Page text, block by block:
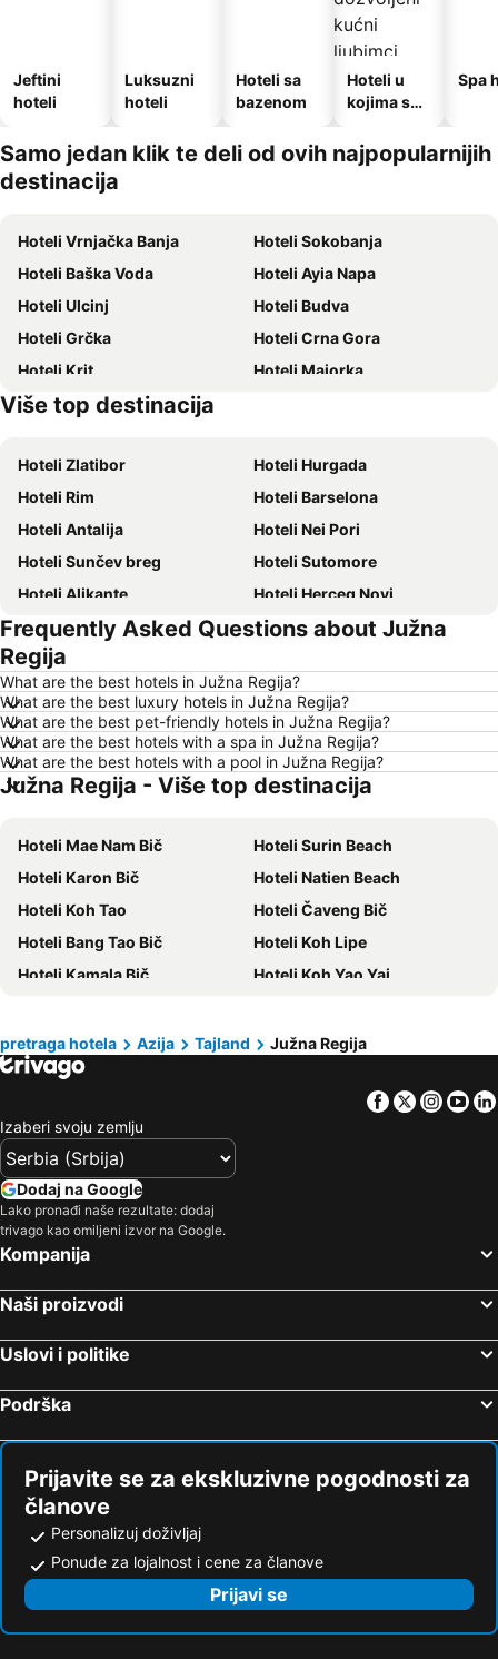
Jeftini
hoteli
Luksuzni
hoteli
Hoteli sa
bazenom
Hoteli u
kojima su
kućni
ljubimci
Spa
Samo jedan klik te deli od ovih najpopularnijih
destinacija
Hoteli Vrnjačka Banja
Hoteli Sokobanja
Hoteli Baška Voda
Hoteli Ayia Napa
Hoteli Ulcinj
Hoteli Budva
Hoteli Grčka
Hoteli Crna Gora
Hoteli Krit
Hoteli Majorka
Hoteli Ostrvo Tasos
Više top destinacija
Hoteli Zlatibor
Hoteli Hurgada
Hoteli Rim
Hoteli Barselona
Hoteli Antalija
Hoteli Nei Pori
Hoteli Sunčev breg
Hoteli Sutomore
Hoteli Alikante
Hoteli Herceg Novi
Hoteli Bečići
Hoteli Algero
Hoteli Petrovac
Hoteli Ohrid
Hoteli Ljoret de Mar
Hoteli Atina
Hoteli Solun
Hoteli Nica
Hoteli Halkidiki
Hoteli Sitonia
Hoteli Srbija
Hoteli Kipar
Hoteli Ostrvo Zakintos
Hoteli Krf
Hoteli Hrvatska Istra
Hoteli Italija
Hoteli Lefkada
Hoteli Španija
Hoteli Centralna Makedonija
Hoteli Čios
Hoteli Jezero Garda
Hoteli Zadarska županija
Hoteli Ostrvo Paxos
Frequently Asked Questions about Južna
Regija
What are the best hotels in Južna Regija?
What are the best luxury hotels in Južna Regija?
What are the best pet-friendly hotels in Južna Regija?
What are the best hotels with a spa in Južna Regija?
What are the best hotels with a pool in Južna Regija?
Južna Regija - Više top destinacija
Hoteli Mae Nam Bič
Hoteli Surin Beach
Hoteli Karon Bič
Hoteli Natien Beach
Hoteli Koh Tao
Hoteli Čaveng Bič
Hoteli Bang Tao Bič
Hoteli Koh Lipe
Hoteli Kamala Bič
Hoteli Koh Yao Yai
Hoteli Bo Phut Bič
Hoteli Klong Muang
Hoteli Ao Railay Beach
Hoteli Nai Jang Bič
Hoteli Ravai Bič
Hoteli Mai Khao Bič
Hoteli Pilai Beach
Hoteli Hat Yai
Hoteli Kata Noi Beach
Hoteli Choeng Mon Beach
Hoteli Khao Sok
Hoteli Nai Thon Beach
Hoteli Laem Set Beach
Hoteli Pansea Beach
pretraga hotela Azija Tajland Južna Regija
Facebook
Twitter
Izaberi svoju zemlju
Dodaj na Google
Lako pronađi naše rezultate: dodaj
trivago kao omiljeni izvor na Google.
Kompanija
Naši proizvodi
Uslovi i politike
Podrška
Prijavite se za ekskluzivne pogodnosti za
članove
Personalizuj doživljaj
Ponude za lojalnost i cene za članove
Prijavi se